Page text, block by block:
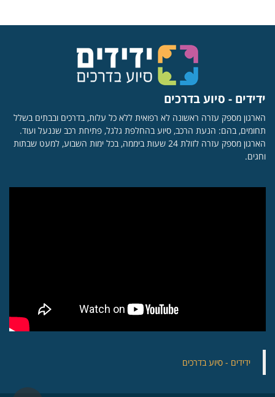
ידידים - סיוע בדרכים
הארגון מספק עזרה ראשונה לא רפואית ללא כל עלות, בדרכים ובבתים בשלל
תחומים, בהם: הנעת הרכב, סיוע בהחלפת גלגל, פתיחת רכב שננעל ועוד.
הארגון מספק עזרה לזולת 24 שעות ביממה, בכל ימות השבוע, למעט שבתות
וחגים.
‏ידידים - סיוע בדרכים